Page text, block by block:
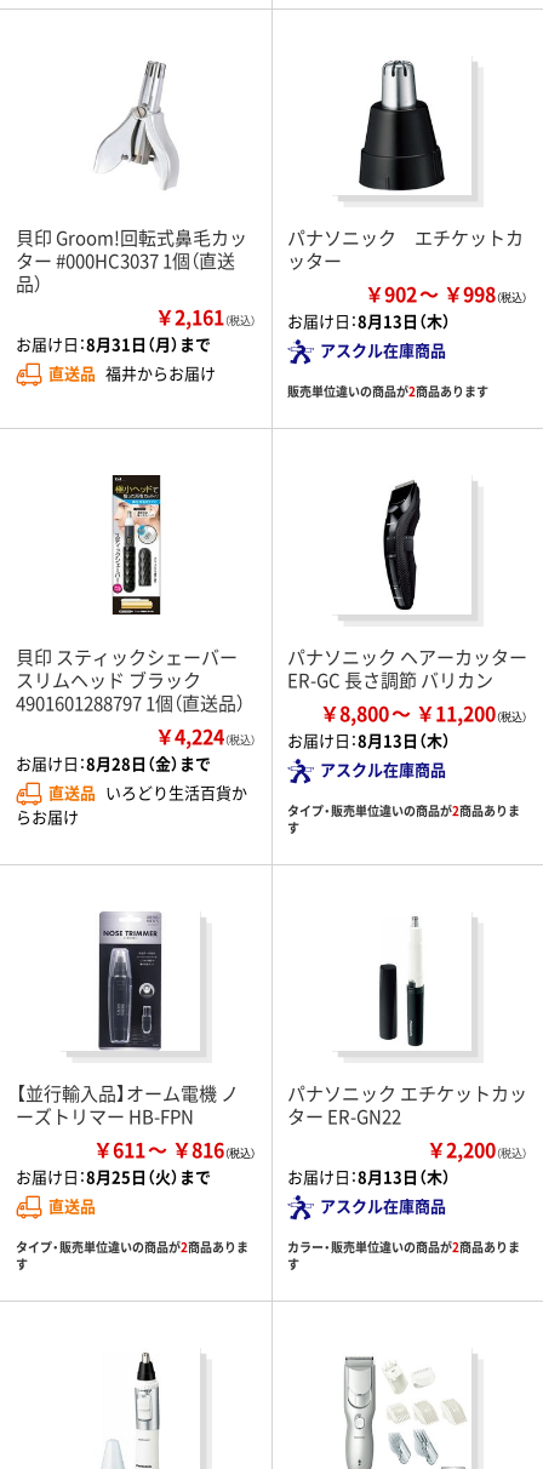
貝印 Groom!回転式鼻毛カッ
ター #000HC3037 1個（直送
品）
￥2,161（税込）
お届け日：8月31日（月）まで
直送品 福井からお届け
パナソニック エチケットカ
ッター
￥902 ￥998
お届け日：8月13日（木）
アスクル在庫商品
販売単位違いの商品が2商品あります
貝印 スティックシェーバー
スリムヘッド ブラック
4901601288797 1個（直送品）
￥4,224（税込）
お届け日：8月28日（金）まで
直送品 いろどり生活百貨か
らお届け
パナソニック ヘアーカッター
ER-GC 長さ調節 バリカン
￥8,800 ￥11,200
お届け日：8月13日（木）
アスクル在庫商品
タイプ・販売単位違いの商品が2商品ありま
す
【並行輸入品】オーム電機 ノ
ーズトリマー HB-FPN
￥611 ￥816
お届け日：8月25日（火）まで
直送品
タイプ・販売単位違いの商品が2商品ありま
す
パナソニック エチケットカッ
ター ER-GN22
￥2,200（税込）
お届け日：8月13日（木）
アスクル在庫商品
カラー・販売単位違いの商品が2商品ありま
す